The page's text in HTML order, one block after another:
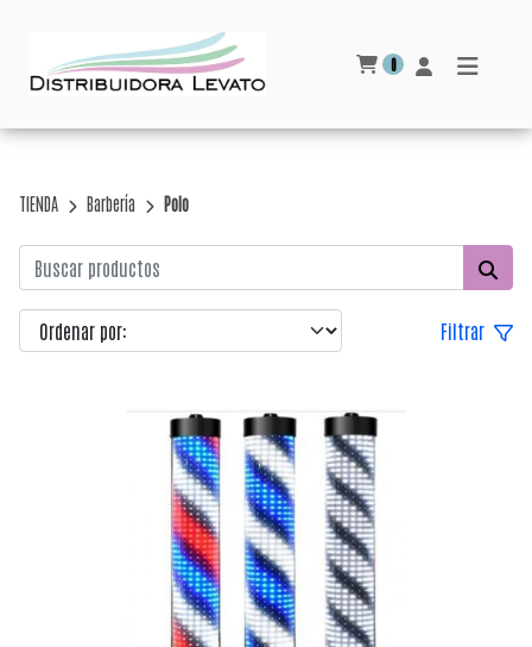
0
TIENDA Barbería Polo
Filtrar